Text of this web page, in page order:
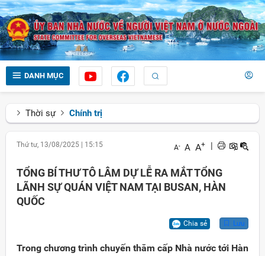
DANH MỤC
Thời sự Chính trị
Thứ tư, 13/08/2025 15:15 A- A A+ |
TỔNG BÍ THƯ TÔ LÂM DỰ LỄ RA MẮT TỔNG
LÃNH SỰ QUÁN VIỆT NAM TẠI BUSAN, HÀN
QUỐC
Chia sẻ Lưu
Trong chương trình chuyến thăm cấp Nhà nước tới Hàn